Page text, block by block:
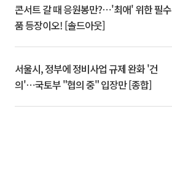
콘서트 갈 때 응원봉만?⋯'최애' 위한 필수
품 등장이오! [솔드아웃]
서울시, 정부에 정비사업 규제 완화 '건
의'⋯국토부 "협의 중" 입장만 [종합]